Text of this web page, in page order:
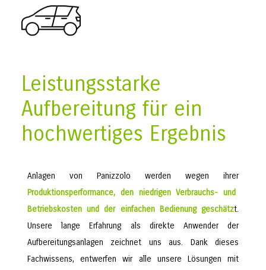
Leistungsstarke
Aufbereitung für ein
hochwertiges Ergebnis
Anlagen von Panizzolo werden wegen ihrer
Produktionsperformance, den niedrigen Verbrauchs- und
Betriebskosten und der einfachen Bedienung geschätzt.
Unsere lange Erfahrung als direkte Anwender der
Aufbereitungsanlagen zeichnet uns aus. Dank dieses
Fachwissens, entwerfen wir alle unsere Lösungen mit